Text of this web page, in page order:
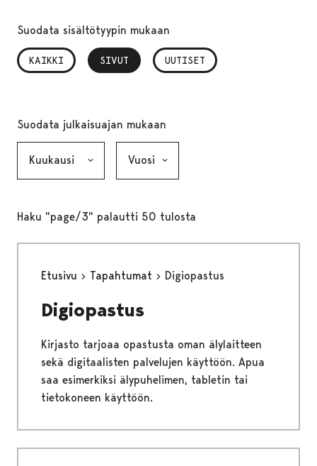
Suodata sisältötyypin mukaan
KAIKKI SIVUT
, VALITTU UUTISET
Suodata julkaisuajan mukaan
Haku "page/3" palautti 50 tulosta
Etusivu Tapahtumat Digiopastus
Digiopastus
Kirjasto tarjoaa opastusta oman älylaitteen
sekä digitaalisten palvelujen käyttöön. Apua
saa esimerkiksi älypuhelimen, tabletin tai
tietokoneen käyttöön.